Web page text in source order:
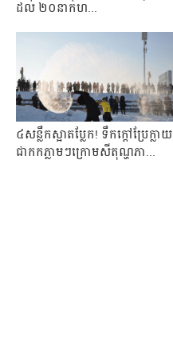
ដល់ ២០នាក់ហ...
៤​សន្លឹក​ស្អាត​ប្លែក! ​ទឹក​ក្តៅ​ប្រែក្លាយ​
ជា​កក​ភ្លាមៗ​ក្រោម​សីតុណ្ហភា...